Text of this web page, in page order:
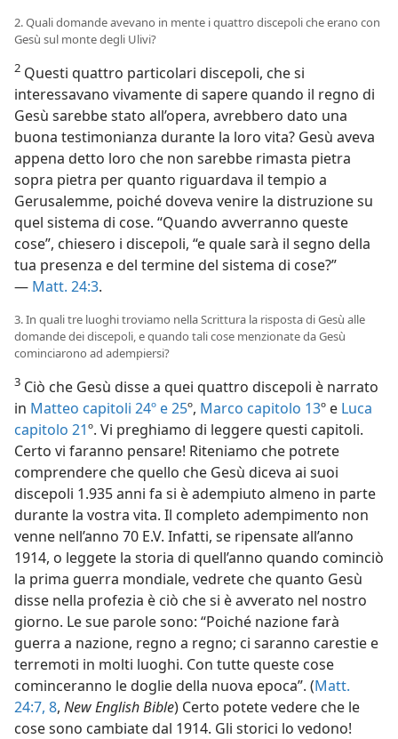
2. Quali domande avevano in mente i quattro discepoli che erano con
Gesù sul monte degli Ulivi?
2 Questi quattro particolari discepoli, che si
interessavano vivamente di sapere quando il regno di
Gesù sarebbe stato all’opera, avrebbero dato una
buona testimonianza durante la loro vita? Gesù aveva
appena detto loro che non sarebbe rimasta pietra
sopra pietra per quanto riguardava il tempio a
Gerusalemme, poiché doveva venire la distruzione su
quel sistema di cose. “Quando avverranno queste
cose”, chiesero i discepoli, “e quale sarà il segno della
tua presenza e del termine del sistema di cose?”
— Matt. 24:3.
3. In quali tre luoghi troviamo nella Scrittura la risposta di Gesù alle
domande dei discepoli, e quando tali cose menzionate da Gesù
cominciarono ad adempiersi?
3 Ciò che Gesù disse a quei quattro discepoli è narrato
in Matteo capitoli 24º e25º, Marco capitolo 13º e Luca
capitolo 21º. Vi preghiamo di leggere questi capitoli.
Certo vi faranno pensare! Riteniamo che potrete
comprendere che quello che Gesù diceva ai suoi
discepoli 1.935 anni fa si è adempiuto almeno in parte
durante la vostra vita. Il completo adempimento non
venne nell’anno 70 E.V. Infatti, se ripensate all’anno
1914, o leggete la storia di quell’anno quando cominciò
la prima guerra mondiale, vedrete che quanto Gesù
disse nella profezia è ciò che si è avverato nel nostro
giorno. Le sue parole sono: “Poiché nazione farà
guerra a nazione, regno a regno; ci saranno carestie e
terremoti in molti luoghi. Con tutte queste cose
cominceranno le doglie della nuova epoca”. (Matt.
24:7, 8, New English Bible) Certo potete vedere che le
cose sono cambiate dal 1914. Gli storici lo vedono!